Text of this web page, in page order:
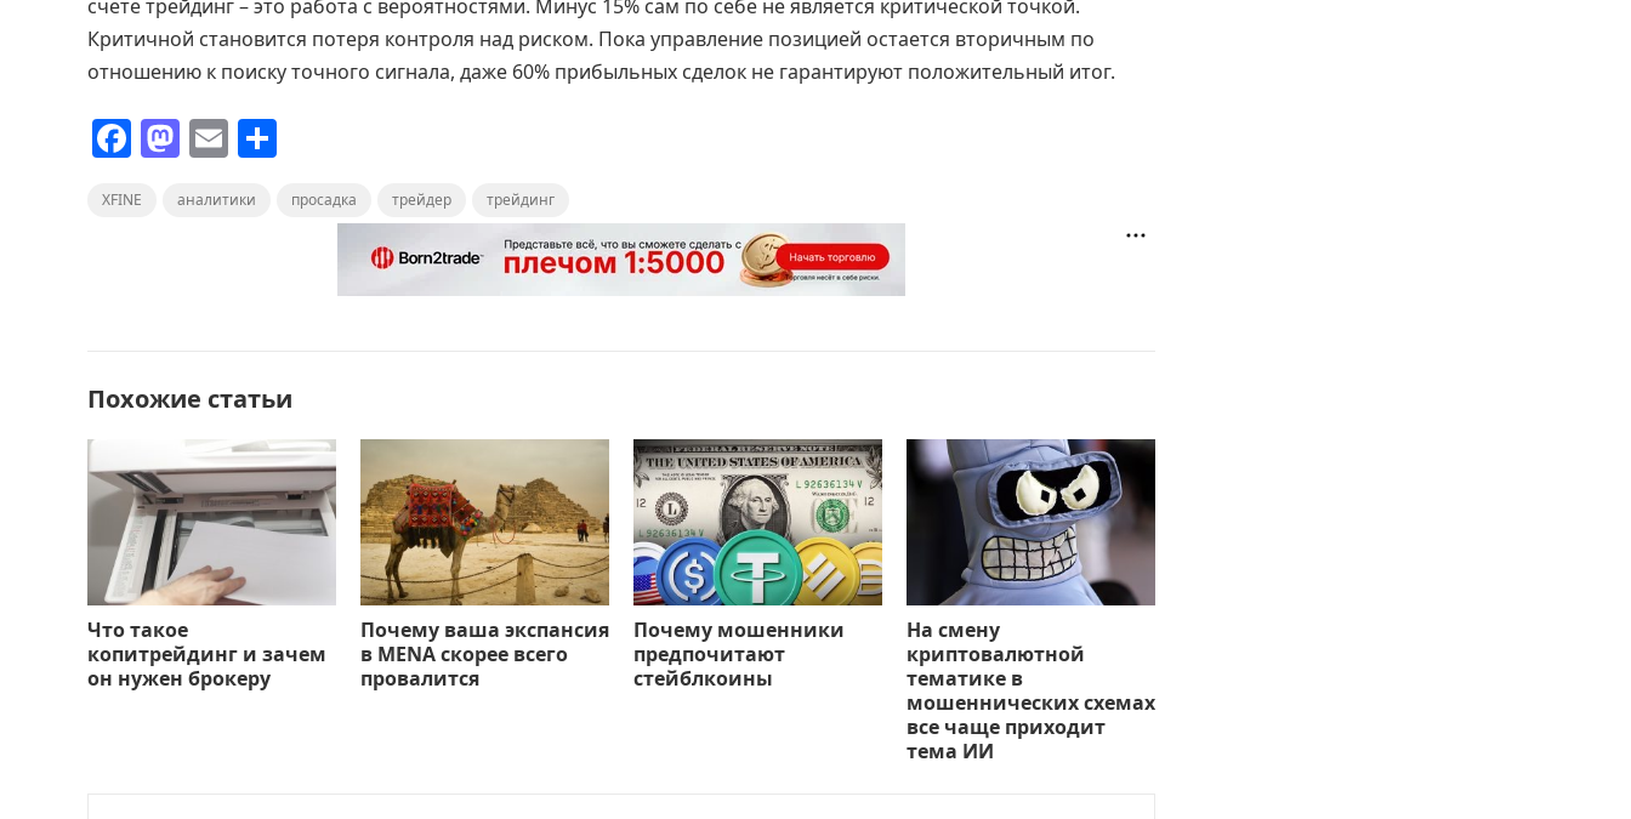
счете трейдинг – это работа с вероятностями. Минус 15% сам по себе не является критической точкой.
Критичной становится потеря контроля над риском. Пока управление позицией остается вторичным по
отношению к поиску точного сигнала, даже 60% прибыльных сделок не гарантируют положительный итог.
F
c
k
M
st
E
ai п
т
ь
XFINE аналитики просадка трейдер трейдинг
Похожие статьи
Что такое
копитрейдинг и зачем
он нужен брокеру
Почему ваша экспансия
в MENA скорее всего
провалится
Почему мошенники
предпочитают
стейблкоины
На смену
криптовалютной
тематике в
мошеннических схемах
все чаще приходит
тема ИИ